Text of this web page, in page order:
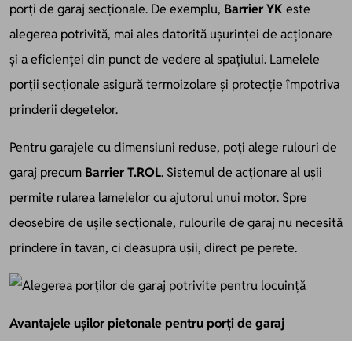
porți de garaj secționale. De exemplu, Barrier YKeste
alegerea potrivită, mai ales datorită ușurinței de acționare
și a eficienței din punct de vedere al spațiului. Lamelele
porții secționale asigură termoizolare și protecție împotriva
prinderii degetelor.
Pentru garajele cu dimensiuni reduse, poți alege rulouri de
garaj precum Barrier T.ROL. Sistemul de acționare al ușii
permite rularea lamelelor cu ajutorul unui motor. Spre
deosebire de ușile secționale, rulourile de garaj nu necesită
prindere în tavan, ci deasupra ușii, direct pe perete.
Avantajele ușilor pietonale pentru porți de garaj